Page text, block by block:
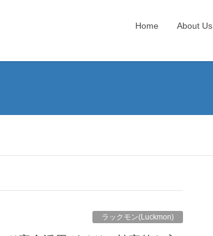
Home About Us
ラックモン(Luckmon)